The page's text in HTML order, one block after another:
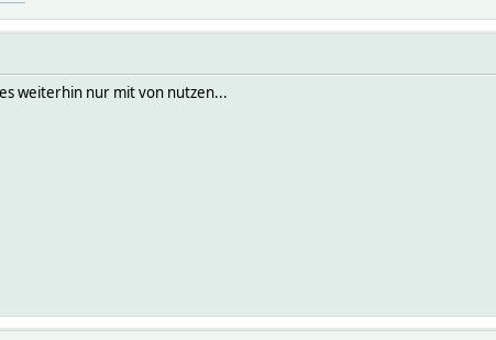
weiterhin nur mit von nutzen...